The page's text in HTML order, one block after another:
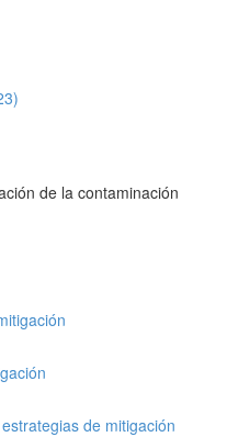
de la contaminación
de mitigación